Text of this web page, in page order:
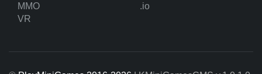
MMO
.io
VR